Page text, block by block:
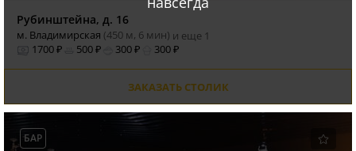
Рубинштейна, д. 16
м. Владимирская (450 м, 6 мин) и еще 1
1700 ₽
500 ₽ 300 ₽ 300 ₽
ЗАКАЗАТЬ СТОЛИК
БАР